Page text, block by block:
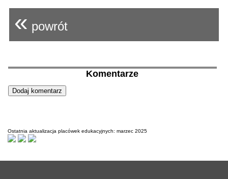
« powrót
Komentarze
Ostatnia aktualizacja placówek edukacyjnych: marzec 2025